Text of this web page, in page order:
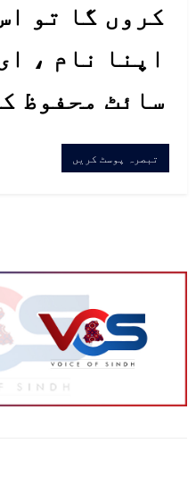
کروں گا تو
اپنا نام ،
سائٹ محفوظ